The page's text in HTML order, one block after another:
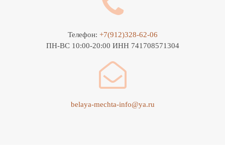
Телефон: +7(912)328-62-06
ПН-ВС 10:00-20:00 ИНН 741708571304
belaya-mechta-info@ya.ru